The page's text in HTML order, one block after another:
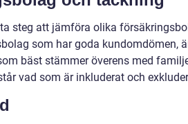
steg att jämföra olika
som har goda kundomdömen,
bäst stämmer överens med
vad som är inkluderat och